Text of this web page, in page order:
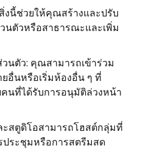
งนี้ช่วยให้คุณสร้างและปรับ
นตัวหรือสาธารณะและเพิ่ม
นตัว: คุณสามารถเข้าร่วม
อื่นหรือเริ่มห้องอื่น ๆ ที่
นที่ได้รับการอนุมัติล่วงหน้า
ะสตูดิโอสามารถโฮสต์กลุ่มที่
ประชุมหรือการสตรีมสด